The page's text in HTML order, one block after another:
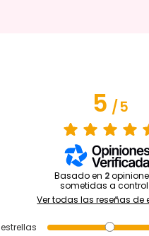
5/5
Basado en 2
sometidas a control
Ver todas las reseñas de
estrellas